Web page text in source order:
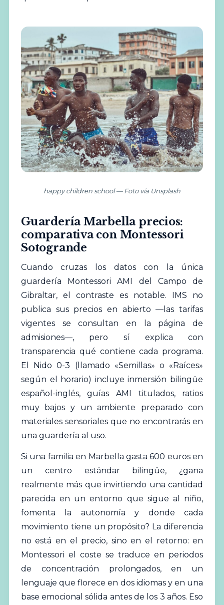
happy children school — Foto vía Unsplash
Guardería Marbella precios:
comparativa con Montessori
Sotogrande
Cuando cruzas los datos con la única
guardería Montessori AMI del Campo de
Gibraltar, el contraste es notable. IMS no
publica sus precios en abierto —las tarifas
vigentes se consultan en la página de
admisiones—, pero sí explica con
transparencia qué contiene cada programa.
El Nido 0-3 (llamado «Semillas» o «Raíces»
según el horario) incluye inmersión bilingüe
español-inglés, guías AMI titulados, ratios
muy bajos y un ambiente preparado con
materiales sensoriales que no encontrarás en
una guardería al uso.
Si una familia en Marbella gasta 600 euros en
un centro estándar bilingüe, ¿gana
realmente más que invirtiendo una cantidad
parecida en un entorno que sigue al niño,
fomenta la autonomía y donde cada
movimiento tiene un propósito? La diferencia
no está en el precio, sino en el retorno: en
Montessori el coste se traduce en periodos
de concentración prolongados, en un
lenguaje que florece en dos idiomas y en una
base emocional sólida antes de los 3 años. Eso